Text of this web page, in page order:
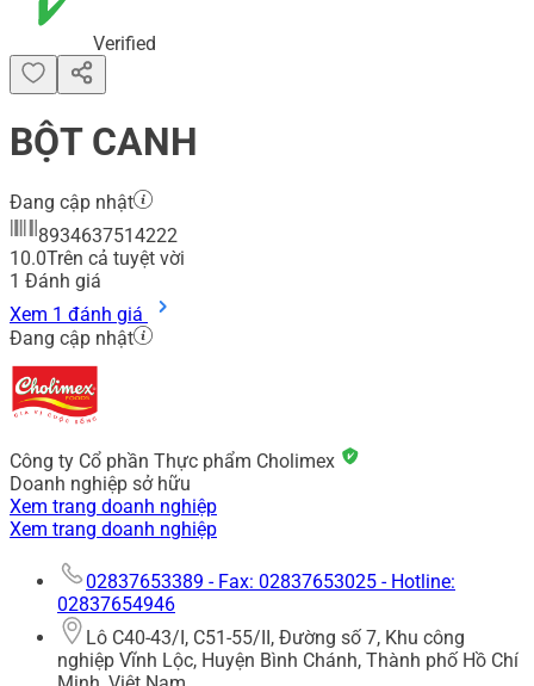
Verified
BỘT CANH
Đang cập nhật
8934637514222
10.0Trên cả tuyệt vời
1 Đánh giá
Xem 1 đánh giá
Đang cập nhật
Công ty Cổ phần Thực phẩm Cholimex
Doanh nghiệp sở hữu
Xem trang doanh nghiệp
Xem trang doanh nghiệp
02837653389 - Fax: 02837653025 - Hotline:
02837654946
Lô C40-43/I, C51-55/II, Đường số 7, Khu công
nghiệp Vĩnh Lộc, Huyện Bình Chánh, Thành phố Hồ Chí